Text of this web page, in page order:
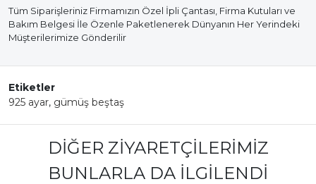
Tüm Siparişleriniz Firmamızın Özel İpli Çantası, Firma Kutuları ve
Bakım Belgesi İle Özenle Paketlenerek Dünyanın Her Yerindeki
Müşterilerimize Gönderilir
Etiketler
925 ayar, gümüş beştaş
DIĞER ZIYARETÇILERIMIZ
BUNLARLA DA İLGILENDI